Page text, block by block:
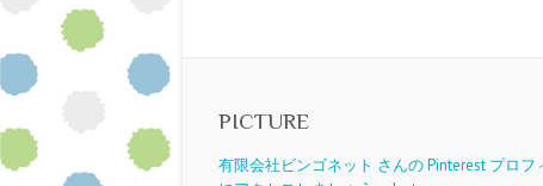
PICTURE
有限会社ビンゴネット さんの Pinterest プロフ